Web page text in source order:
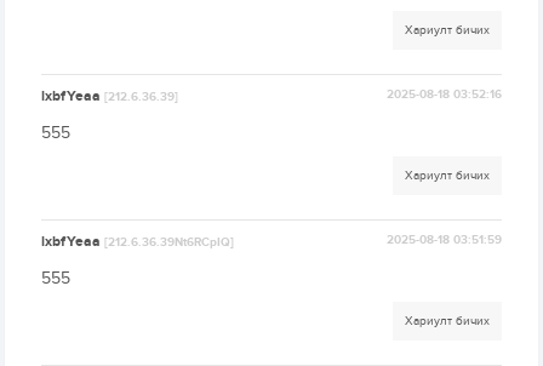
Хариулт бичих
lxbfYeaa[212.6.36.39] 2025-08-18 03:52:16
555
Хариулт бичих
lxbfYeaa[212.6.36.39Nt6RCpIQ] 2025-08-18 03:51:59
555
Хариулт бичих